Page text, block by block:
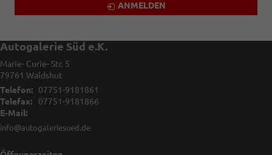
ANMELDEN
Autogalerie Süd e.K.
Marie- Curie- Str. 5
79761 Waldshut
Telefon:
07751-9181861
Telefax:
07751-9181866
E-Mail:
info@autogaleriesued.de